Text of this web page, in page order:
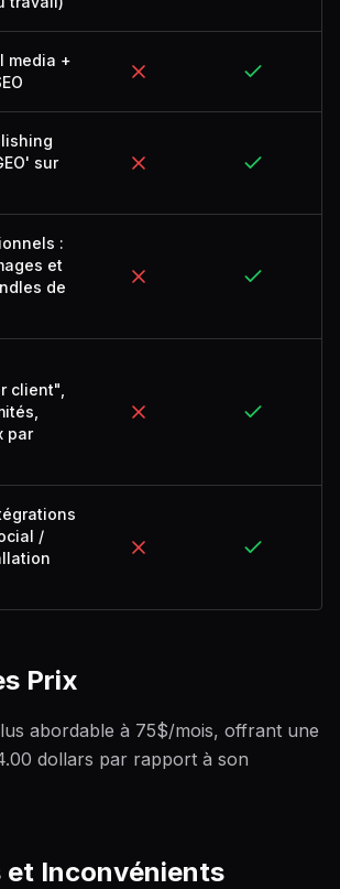
media +
sur
:
et
de
client",
par
/
Prix
abordable à 75$/mois, offrant une
dollars par rapport à son
et Inconvénients